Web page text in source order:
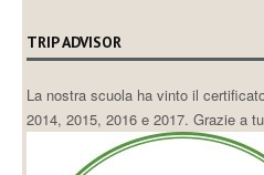
TRIP ADVISOR
La nostra scuola ha vinto il
2014, 2015, 2016 e 2017. Grazie a